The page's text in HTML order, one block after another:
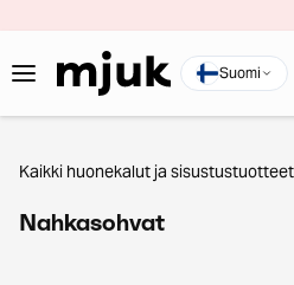
Suomi
Kaikki huonekalut ja sisustustuotteet
Nahkasohvat